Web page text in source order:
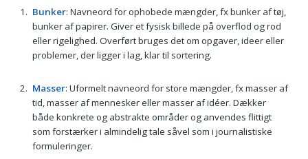
Bunker: Navneord for ophobede mængder, fx bunker af tøj,
bunker af papirer. Giver et fysisk billede på overflod og rod
eller rigelighed. Overført bruges det om opgaver, ideer eller
problemer, der ligger i lag, klar til sortering.
Masser: Uformelt navneord for store mængder, fx masser af
tid, masser af mennesker eller masser af idéer. Dækker
både konkrete og abstrakte områder og anvendes flittigt
som forstærker i almindelig tale såvel som i journalistiske
formuleringer.